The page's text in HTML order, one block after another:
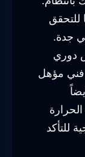
للتحقق
جدة.
دوري
فني مؤهل
للتأكد